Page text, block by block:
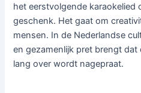
het eerstvolgende karaokelied
geschenk. Het gaat om
mensen. In de Nederlandse
en gezamenlijk pret brengt
lang over wordt nagepraat.